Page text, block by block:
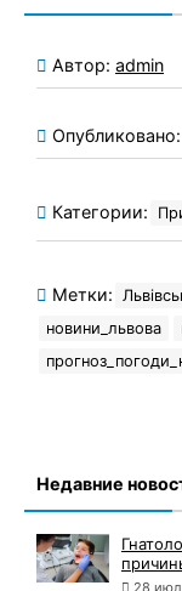
Автор: admin
Опубликовано:
Категории:
Метки:
новини_львова
Недавние
28